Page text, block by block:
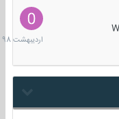
10
1398